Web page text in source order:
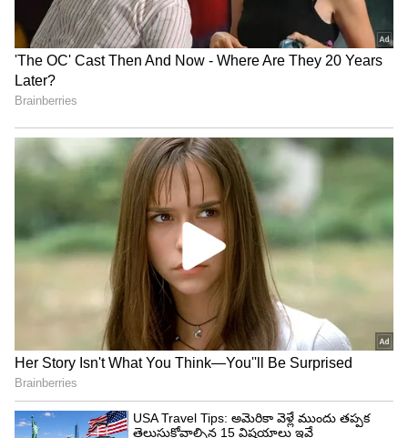
వాళ్ళు మారాలని ఆశించడం కూడా వేస్ట్
మిగిలిన ఇండస్ట్రీలతో పోల్చుకుంటే మన హీరోలు బ్రాడ్
మైండ్ తో ఆలోచించరు. పెద్ద మనసుతో ఆలోచించేవాళ్ళు
లేరు. ఒకరిని చూసి ఎందుకు బయపడతారో, అసూయా
పడతారో అర్థం కాదు. అరె మనతో కలసి పనిచేసిన
హీరోయిన్ ఇంత గొప్ప స్థాయికి చేరుకుంది అని సంతోషించే
వాళ్ళు లేరు. మన హీరోలు ఆ విధంగా మారరు. మారాలని
ఆశించడం కూడా వేస్ట్ అని అన్నారు.